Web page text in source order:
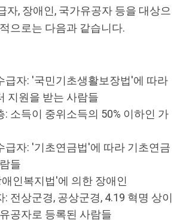
자, 장애인, 국가유공자 등을 대상으
으로는 다음과 같습니다.
급자: '국민기초생활보장법'에 따라
지원을 받는 사람들
: 소득이 중위소득의 50% 이하인 가
급자: '기초연금법'에 따라 기초연금
들
인복지법'에 의한 장애인
: 전상군경, 공상군경, 4.19 혁명 상이
공자로 등록된 사람들